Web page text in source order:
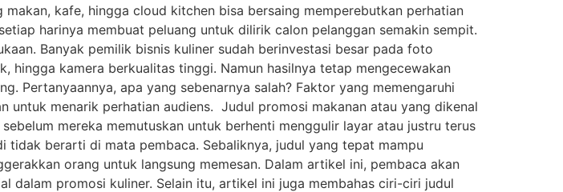
kafe, hingga cloud kitchen bisa bersaing memperebutkan perhatian
harinya membuat peluang untuk dilirik calon pelanggan semakin sempit.
Banyak pemilik bisnis kuliner sudah berinvestasi besar pada foto
hingga kamera berkualitas tinggi. Namun hasilnya tetap mengecewakan
Pertanyaannya, apa yang sebenarnya salah? Faktor yang memengaruhi
untuk menarik perhatian audiens. Judul promosi makanan atau yang dikenal
mereka memutuskan untuk berhenti menggulir layar atau justru terus
berarti di mata pembaca. Sebaliknya, judul yang tepat mampu
orang untuk langsung memesan. Dalam artikel ini, pembaca akan
dalam promosi kuliner. Selain itu, artikel ini juga membahas ciri-ciri judul